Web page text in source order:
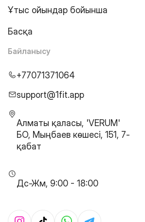
Ұтыс ойындар бойынша
Басқа
Байланысу
+77071371064
support@1fit.app
Алматы қаласы, 'VERUM'
БО, Мыңбаев көшесі, 151, 7-
қабат
Дс-Жм, 9:00 - 18:00